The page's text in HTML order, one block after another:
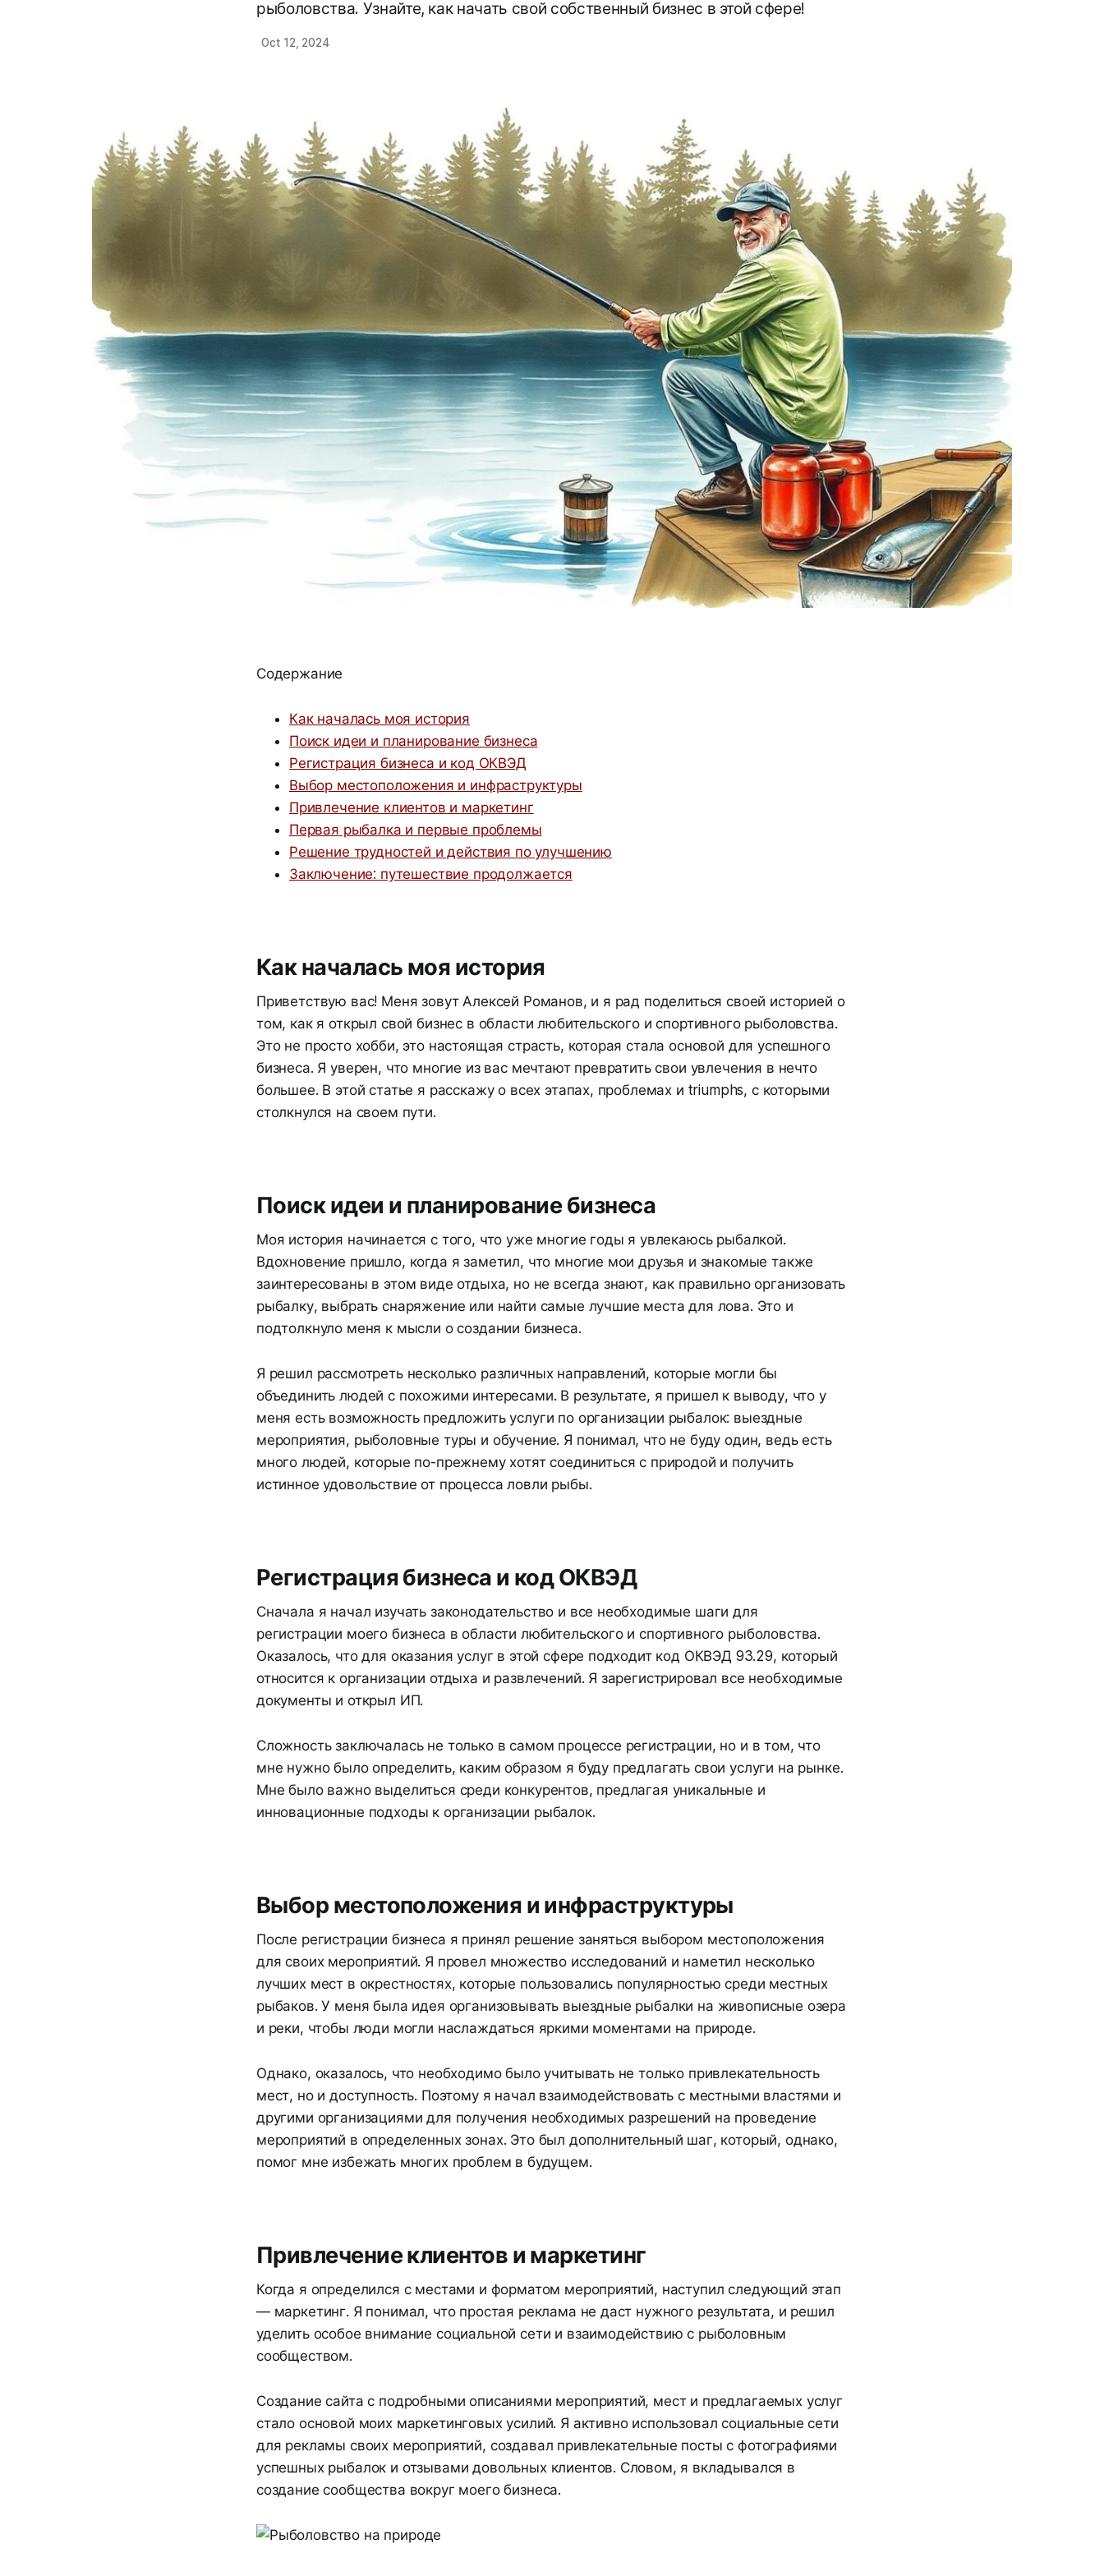
рыболовства. Узнайте, как начать свой собственный бизнес в этой сфере!
Oct 12, 2024
Содержание
Как началась моя история
Поиск идеи и планирование бизнеса
Регистрация бизнеса и код ОКВЭД
Выбор местоположения и инфраструктуры
Привлечение клиентов и маркетинг
Первая рыбалка и первые проблемы
Решение трудностей и действия по улучшению
Заключение: путешествие продолжается
Как началась моя история
Приветствую вас! Меня зовут Алексей Романов, и я рад поделиться своей историей о
том, как я открыл свой бизнес в области любительского и спортивного рыболовства.
Это не просто хобби, это настоящая страсть, которая стала основой для успешного
бизнеса. Я уверен, что многие из вас мечтают превратить свои увлечения в нечто
большее. В этой статье я расскажу о всех этапах, проблемах и triumphs, с которыми
столкнулся на своем пути.
Поиск идеи и планирование бизнеса
Моя история начинается с того, что уже многие годы я увлекаюсь рыбалкой.
Вдохновение пришло, когда я заметил, что многие мои друзья и знакомые также
заинтересованы в этом виде отдыха, но не всегда знают, как правильно организовать
рыбалку, выбрать снаряжение или найти самые лучшие места для лова. Это и
подтолкнуло меня к мысли о создании бизнеса.
Я решил рассмотреть несколько различных направлений, которые могли бы
объединить людей с похожими интересами. В результате, я пришел к выводу, что у
меня есть возможность предложить услуги по организации рыбалок: выездные
мероприятия, рыболовные туры и обучение. Я понимал, что не буду один, ведь есть
много людей, которые по-прежнему хотят соединиться с природой и получить
истинное удовольствие от процесса ловли рыбы.
Регистрация бизнеса и код ОКВЭД
Сначала я начал изучать законодательство и все необходимые шаги для
регистрации моего бизнеса в области любительского и спортивного рыболовства.
Оказалось, что для оказания услуг в этой сфере подходит код ОКВЭД 93.29, который
относится к организации отдыха и развлечений. Я зарегистрировал все необходимые
документы и открыл ИП.
Сложность заключалась не только в самом процессе регистрации, но и в том, что
мне нужно было определить, каким образом я буду предлагать свои услуги на рынке.
Мне было важно выделиться среди конкурентов, предлагая уникальные и
инновационные подходы к организации рыбалок.
Выбор местоположения и инфраструктуры
После регистрации бизнеса я принял решение заняться выбором местоположения
для своих мероприятий. Я провел множество исследований и наметил несколько
лучших мест в окрестностях, которые пользовались популярностью среди местных
рыбаков. У меня была идея организовывать выездные рыбалки на живописные озера
и реки, чтобы люди могли наслаждаться яркими моментами на природе.
Однако, оказалось, что необходимо было учитывать не только привлекательность
мест, но и доступность. Поэтому я начал взаимодействовать с местными властями и
другими организациями для получения необходимых разрешений на проведение
мероприятий в определенных зонах. Это был дополнительный шаг, который, однако,
помог мне избежать многих проблем в будущем.
Привлечение клиентов и маркетинг
Когда я определился с местами и форматом мероприятий, наступил следующий этап
— маркетинг. Я понимал, что простая реклама не даст нужного результата, и решил
уделить особое внимание социальной сети и взаимодействию с рыболовным
сообществом.
Создание сайта с подробными описаниями мероприятий, мест и предлагаемых услуг
стало основой моих маркетинговых усилий. Я активно использовал социальные сети
для рекламы своих мероприятий, создавал привлекательные посты с фотографиями
успешных рыбалок и отзывами довольных клиентов. Словом, я вкладывался в
создание сообщества вокруг моего бизнеса.